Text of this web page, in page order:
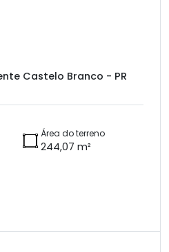
Castelo Branco - PR
Área do terreno
244,07 m²